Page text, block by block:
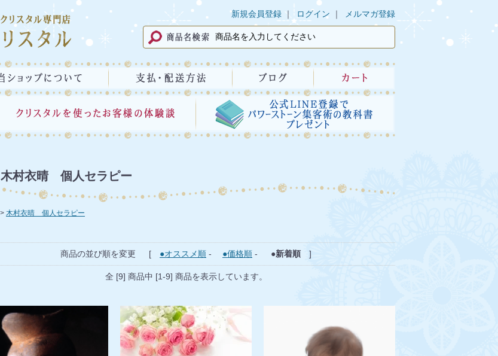
新規会員登録 ログイン メルマガ登録
木村衣晴 個人セラピー
木村衣晴 個人セラピー
商品の並び順を変更 [ ●オススメ順 - ●価格順 - ●新着順 ]
全 [9] 商品中 [1-9] 商品を表示しています。